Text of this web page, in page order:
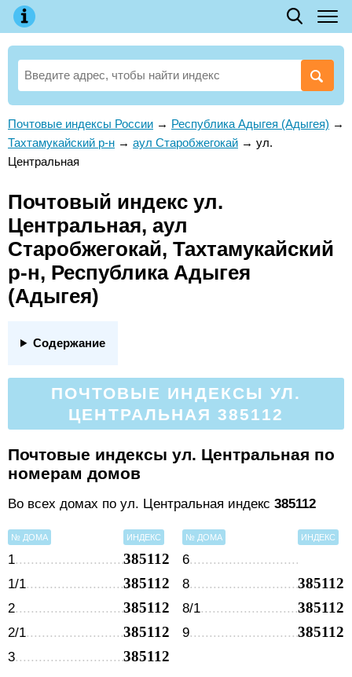
Почтовые индексы России → Республика Адыгея (Адыгея) →
Тахтамукайский р-н → аул Старобжегокай → ул.
Центральная
Почтовый индекс ул.
Центральная, аул
Старобжегокай, Тахтамукайский
р-н, Республика Адыгея
(Адыгея)
Содержание
ПОЧТОВЫЕ ИНДЕКСЫ УЛ.
ЦЕНТРАЛЬНАЯ 385112
Почтовые индексы ул. Центральная по
номерам домов
Во всех домах по ул. Центральная индекс 385112
№ ДОМА ИНДЕКС
1 385112
1/1 385112
2 385112
2/1 385112
3 385112
№ ДОМА ИНДЕКС
6
8
385112
8/1 385112
9 385112